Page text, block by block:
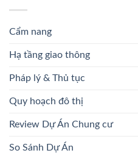
Cẩm nang
Hạ tầng giao thông
Pháp lý & Thủ tục
Quy hoạch đô thị
Review Dự Án Chung cư
So Sánh Dự Án